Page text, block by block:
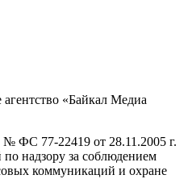
«Байкал Медиа
ФС 77-22419 от 28.11.2005 г.
надзору за соблюдением
коммуникаций и охране